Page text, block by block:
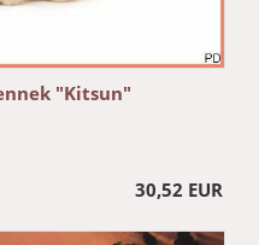
"Kitsun"
30,52 EUR